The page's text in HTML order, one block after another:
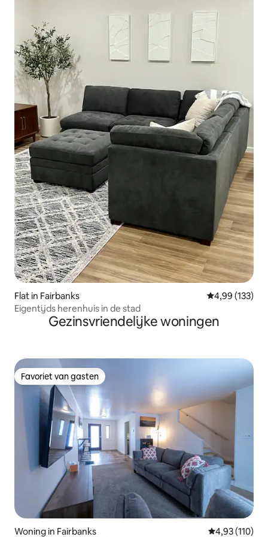
Flat in Fairbanks Gemiddelde
4,99 (133)
Eigentijds herenhuis in de stad
Gezinsvriendelijke woningen
Favoriet van gasten
Favoriet van gasten
Woning in Fairbanks Gemiddelde
4,93 (110)